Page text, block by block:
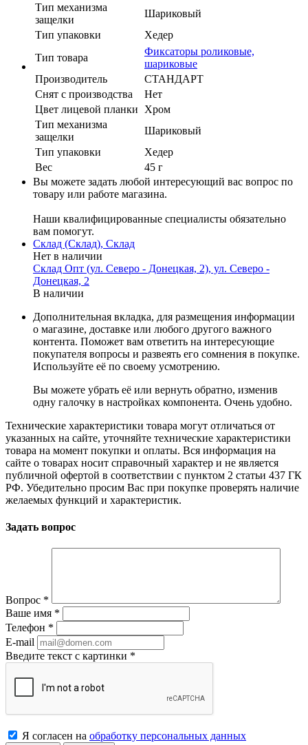
Тип механизма
защелки
Шариковый
Тип упаковки
Хедер
Тип товара
Фиксаторы роликовые,
шариковые
Производитель
СТАНДАРТ
Cнят с производства
Нет
Цвет лицевой планки
Хром
Тип механизма
защелки
Шариковый
Тип упаковки
Хедер
Вес
45 г
Вы можете задать любой интересующий вас вопрос по
товару или работе магазина.
Наши квалифицированные специалисты обязательно
вам помогут.
Склад (Склад), Склад
Нет в наличии
Склад Опт (ул. Северо - Донецкая, 2), ул. Северо -
Донецкая, 2
В наличии
Дополнительная вкладка, для размещения информации
о магазине, доставке или любого другого важного
контента. Поможет вам ответить на интересующие
покупателя вопросы и развеять его сомнения в покупке.
Используйте её по своему усмотрению.
Вы можете убрать её или вернуть обратно, изменив
одну галочку в настройках компонента. Очень удобно.
Технические характеристики товара могут отличаться от
указанных на сайте, уточняйте технические характеристики
товара на момент покупки и оплаты. Вся информация на
сайте о товарах носит справочный характер и не является
публичной офертой в соответствии с пунктом 2 статьи 437 ГК
РФ. Убедительно просим Вас при покупке проверять наличие
желаемых функций и характеристик.
Задать вопрос
Вопрос *
Ваше имя *
Телефон *
E-mail
Введите текст с картинки *
Я согласен на обработку персональных данных